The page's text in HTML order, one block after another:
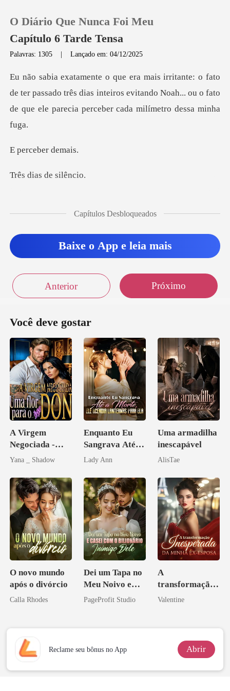
0
Loja
O Diário Que Nunca Foi Meu
Capítulo 6 Tarde Tensa
Palavras: 1305 |Lançado em: 04/12/2025
ter passado três dias inteiros evitando Noah... ou o fato
eber d
as de s
pra
Capítulos Desbloqueados
Baixe o App e leia mais
Anterior Próximo
Você deve gostar
A Virgem
Negociada -
Uma flor para o
Yana _ Shadow
Enquanto Eu
Sangrava Até a
Morte, Ele
Lanternas Para
Ela
Lady Ann
Uma armadilha
inescapável
AlisTae
O novo mundo
após o divórcio
Calla Rhodes
Dei um Tapa no
Meu Noivo e
Casei com o
PageProfit Studio
A
transformação
inesperada da
Valentine
Reclame seu bônus no App Abrir